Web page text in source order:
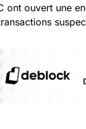
ont ouvert une